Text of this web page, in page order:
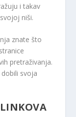
i takav
niši.
znate što
pretraživanja.
svoja